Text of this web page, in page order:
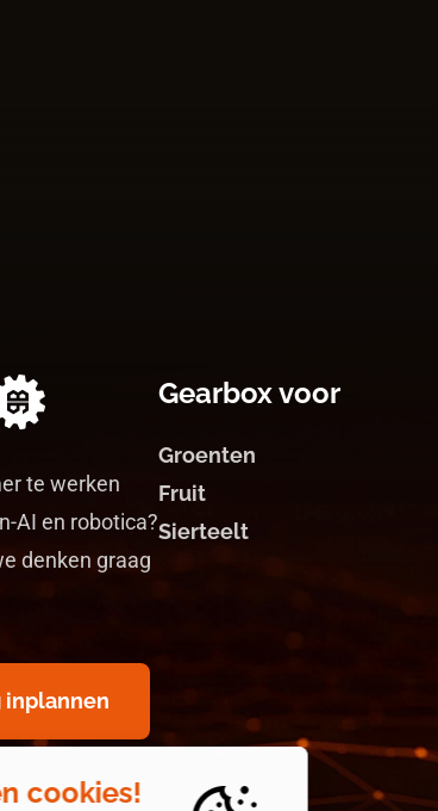
te werken
AI en robotica?
denken graag
inplannen
Gearbox voor
Groenten
Fruit
Sierteelt